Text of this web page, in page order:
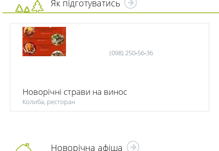
Як підготуватись
(098) 250‑56‑36
Новорічні страви на винос
Колиба, ресторан
Новорічна афіша